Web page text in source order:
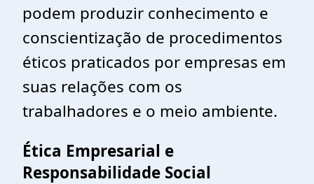
podem produzir conhecimento e
conscientização de procedimentos
éticos praticados por empresas em
suas relações com os
trabalhadores e o meio ambiente.
Ética Empresarial e
Responsabilidade Social